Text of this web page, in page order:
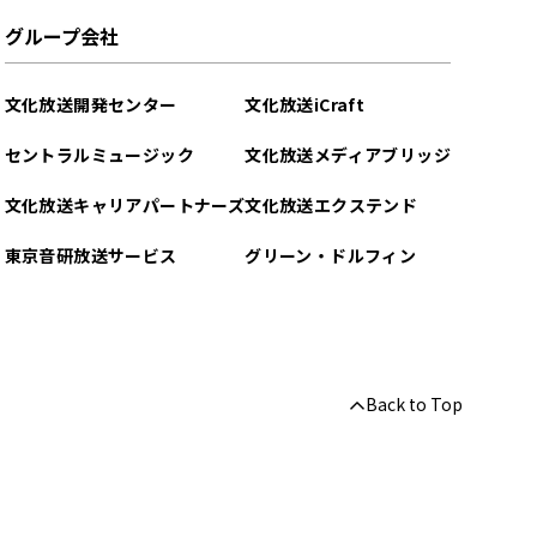
グループ会社
文化放送開発センター
セントラルミュージック
文化放送キャリアパートナーズ
東京音研放送サービス
文化放送iCraft
文化放送メディアブリッジ
文化放送エクステンド
グリーン・ドルフィン
Back to Top